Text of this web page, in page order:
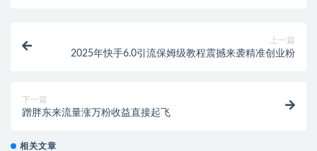
上一篇
2025年快手6.0引流保姆级教程震撼来袭精准创业粉
下一篇
蹭胖东来流量涨万粉收益直接起飞
相关文章